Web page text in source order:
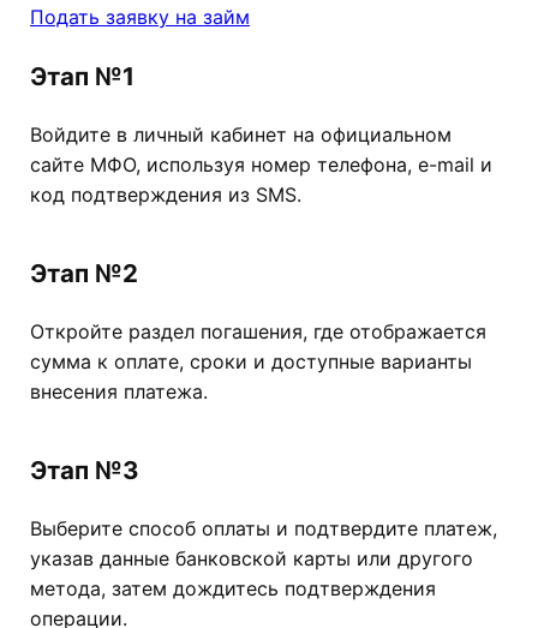
Подать заявку на займ
Этап №1
Войдите в личный кабинет на официальном
сайте МФО, используя номер телефона, e-mail и
код подтверждения из SMS.
Этап №2
Откройте раздел погашения, где отображается
сумма к оплате, сроки и доступные варианты
внесения платежа.
Этап №3
Выберите способ оплаты и подтвердите платеж,
указав данные банковской карты или другого
метода, затем дождитесь подтверждения
операции.